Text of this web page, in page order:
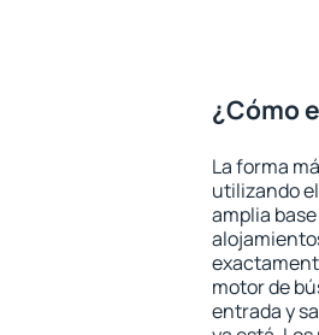
¿Cómo
La forma
utilizando
amplia
motor de
entrada y